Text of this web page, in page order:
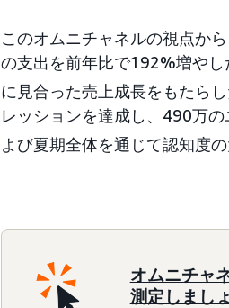
このオムニチャネルの視点か
の支出を前年比で192%増やし
に見合った売上成長をもたら
レッションを達成し、490万
よび夏期全体を通じて認知度
オムニチャ
測定しまし